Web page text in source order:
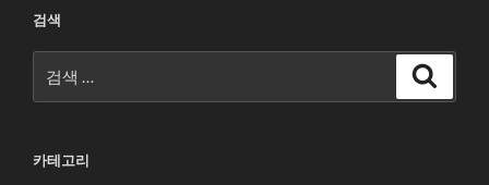
검색
색:
카테고리